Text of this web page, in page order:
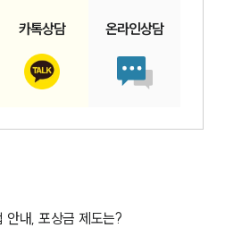
카톡상담 온라인상담
안내, 포상금 제도는?